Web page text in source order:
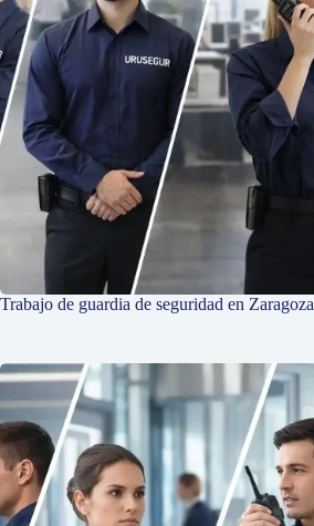
Trabajo de guardia de seguridad en Zaragoza